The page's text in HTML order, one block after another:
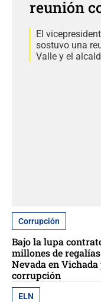
reunión
El
sostuvo una
Valle y el
Corrupción
Bajo la lupa
millones de
Nevada en
corrupción
ELN